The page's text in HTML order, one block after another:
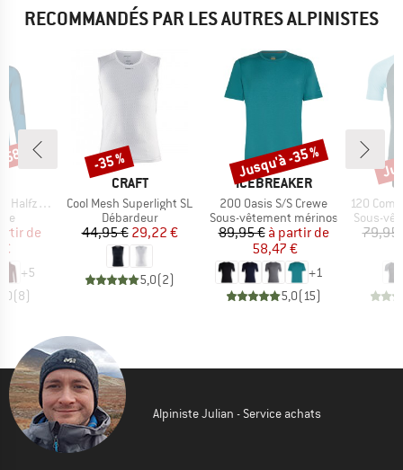
RECOMMANDÉS PAR LES AUTRES ALPINISTES
II
réduit
de
+5
(8)
%
MARQUE
CRAFT
Article
Cool Mesh Superlight SL
Product group
Débardeur
Prix
44,95 €Prix réduit
29,22 €
5,0(2)
Remise
-35 %
MARQUE
ICEBREAKER
Article
200 Oasis S/S Crewe
Product group
Sous-vêtement mérinos
Prix
89,95 € Prix réduit
à partir de
58,47 €
+1
5,0( 15)
Remise
Jusqu'à -35 %
Article
120 Comp
Product
Sous-
79,95
Alpiniste Julian - Service achats